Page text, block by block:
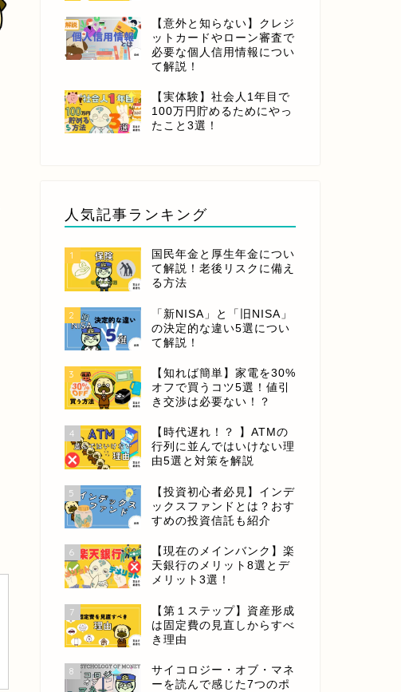
【意外と知らない】クレジ
ットカードやローン審査で
必要な個人信用情報につい
て解説！
【実体験】社会人1年目で
100万円貯めるためにやっ
たこと3選！
人気記事ランキング
1
国民年金と厚生年金につい
て解説！老後リスクに備え
る方法
2
「新NISA」と「旧NISA」
の決定的な違い5選につい
て解説！
3
【知れば簡単】家電を30%
オフで買うコツ5選！値引
き交渉は必要ない！？
4
【時代遅れ！？ 】ATMの
行列に並んではいけない理
由5選と対策を解説
5
【投資初心者必見】インデ
ックスファンドとは？おす
すめの投資信託も紹介
6
【現在のメインバンク】楽
天銀行のメリット8選とデ
メリット3選！
7
【第１ステップ】資産形成
は固定費の見直しからすべ
き理由
8
サイコロジー・オブ・マネ
ーを読んで感じた7つのポ